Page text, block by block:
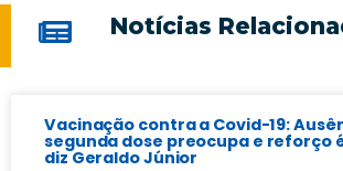
Notícias
Vacinação contra a Covid-19:
segunda dose preocupa e reforço
diz Geraldo Júnior